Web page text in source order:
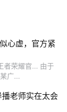
心虚，官方紧
者荣耀官... 由于
广...
老师实在太会